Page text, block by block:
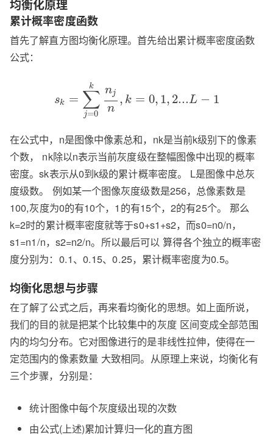
均衡化原理
累计概率密度函数
首先了解直方图均衡化原理。首先给出累计概率密度函数
公式：
sk = ∑
j=0
k nj
n
, k = 0, 1, 2...L − 1
在公式中，n是图像中像素总和，nk是当前k级别下的像素
个数， nk除以n表示当前灰度级在整幅图像中出现的概率
密度。sk表示从0到k级的累计概率密度。 L是图像中总灰
度级数。 例如某一个图像灰度级数是256，总像素数是
100,灰度为0的有10个，1的有15个，2的有25个。 那么
k=2时的累计概率密度就等于s0+s1+s2，而s0=n0/n，
s1=n1/n，s2=n2/n。所以最后可以 算得各个独立的概率密
度分别为：0.1、0.15、0.25，累计概率密度为0.5。
均衡化思想与步骤
在了解了公式之后，再来看均衡化的思想。如上面所说，
我们的目的就是把某个比较集中的灰度 区间变成全部范围
内的均匀分布。它对图像进行的是非线性拉伸，使得在一
定范围内的像素数量 大致相同。从原理上来说，均衡化有
三个步骤，分别是：
统计图像中每个灰度级出现的次数
由公式(上述)累加计算归一化的直方图